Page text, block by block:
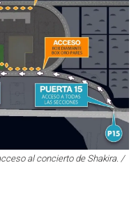
al concierto de Shakira. /